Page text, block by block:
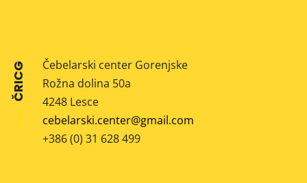
ČRICG
Čebelarski center Gorenjske
Rožna dolina 50a
4248 Lesce
cebelarski.center@gmail.com
+386 (0) 31 628 499